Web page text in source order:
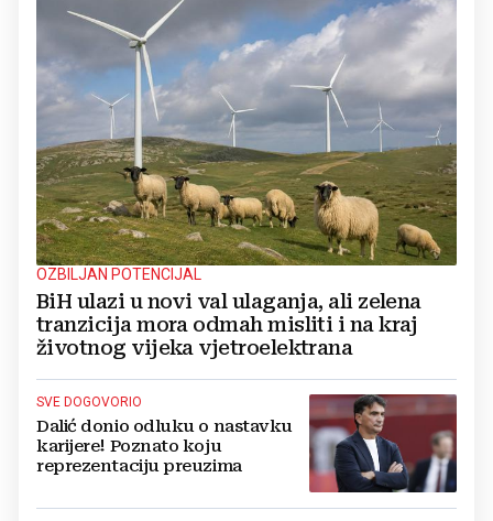
OZBILJAN POTENCIJAL
BiH ulazi u novi val ulaganja, ali zelena
tranzicija mora odmah misliti i na kraj
životnog vijeka vjetroelektrana
SVE DOGOVORIO
Dalić donio odluku o nastavku
karijere! Poznato koju
reprezentaciju preuzima